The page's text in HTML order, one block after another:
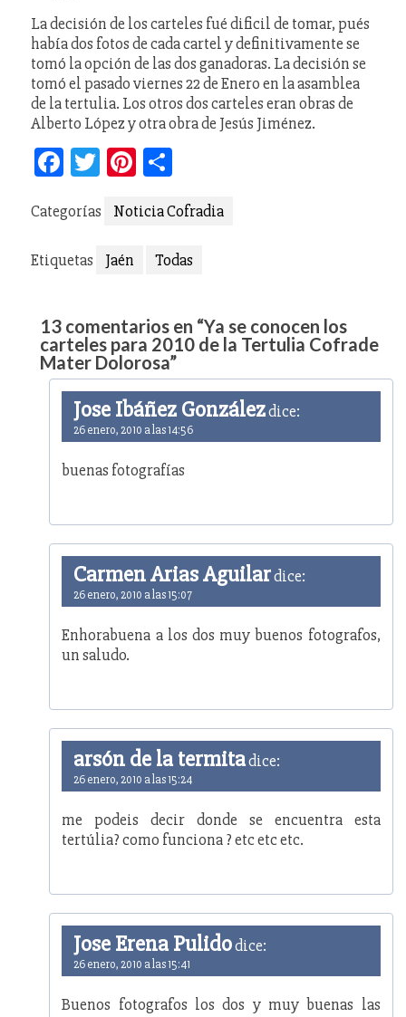
La decisión de los carteles fué dificil de tomar, pués
había dos fotos de cada cartel y definitivamente se
tomó la opción de las dos ganadoras. La decisión se
tomó el pasado viernes 22 de Enero en la asamblea
de la tertulia. Los otros dos carteles eran obras de
Alberto López y otra obra de Jesús Jiménez.
Facebook
TwitterPinterest
Categorías Noticia Cofradia
Etiquetas Jaén Todas
13 comentarios en “Ya se conocen los
carteles para 2010 de la Tertulia Cofrade
Mater Dolorosa”
Jose Ibáñez Gonzálezdice:
26 enero, 2010 a las 14:56
buenas fotografías
Carmen Arias Aguilardice:
26 enero, 2010 a las 15:07
Enhorabuena a los dos muy buenos fotografos,
un saludo.
arsón de la termitadice:
26 enero, 2010 a las 15:24
me podeis decir donde se encuentra esta
tertúlia? como funciona ? etc etc etc.
Jose Erena Pulidodice:
26 enero, 2010 a las 15:41
Buenos fotografos los dos y muy buenas las